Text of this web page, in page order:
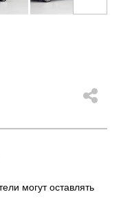
могут оставлять